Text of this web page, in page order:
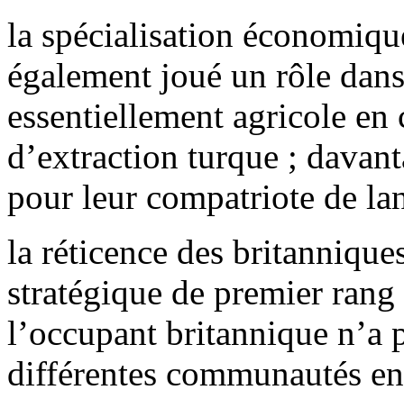
la spécialisation
également joué un rôle
essentiellement agricole
d’extraction turque ;
pour leur compatriote de
la réticence des
stratégique de premier
l’occupant britannique n’a
différentes communautés